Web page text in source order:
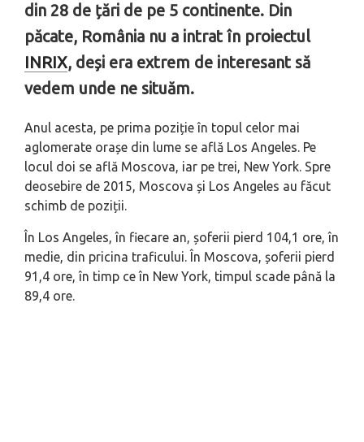
din 28 de țări de pe 5 continente. Din
păcate, România nu a intrat în proiectul
INRIX, deși era extrem de interesant să
vedem unde ne situăm.
Anul acesta, pe prima poziție în topul celor mai
aglomerate orașe din lume se află Los Angeles. Pe
locul doi se află Moscova, iar pe trei, New York. Spre
deosebire de 2015, Moscova și Los Angeles au făcut
schimb de poziții.
În Los Angeles, în fiecare an, șoferii pierd 104,1 ore, în
medie, din pricina traficului. În Moscova, șoferii pierd
91,4 ore, în timp ce în New York, timpul scade până la
89,4 ore.